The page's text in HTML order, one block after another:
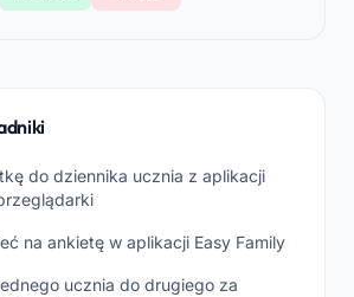
do dziennika ucznia z aplikacji
na ankietę w aplikacji Easy Family
ucznia do drugiego za